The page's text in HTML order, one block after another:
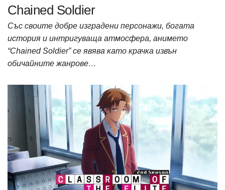
Chained Soldier
Със своите добре изградени персонажи, богата
история и интригуваща атмосфера, анимето
“Chained Soldier” се явява като крачка извън
обичайните жанрове…